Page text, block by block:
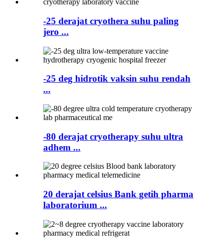
-25 derajat cryothera suhu paling
jero ...
-25 deg hidrotik vaksin suhu rendah
...
-80 derajat cryotherapy suhu ultra
adhem ...
20 derajat celsius Bank getih pharma
laboratorium ...